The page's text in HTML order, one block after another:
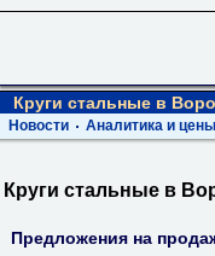
Круги стальные в
Новости Аналитика и цены
Круги стальные в
Предложения на